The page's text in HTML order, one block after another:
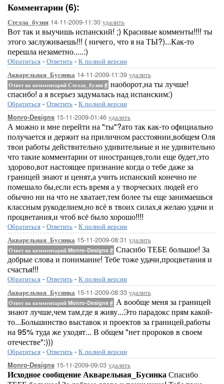
Комментарии (6):
Стелла_бузня 14-11-2009-11:30 удалить
Вот так и выучишь испанский! ;) Красивые комменты!!!! ты
этого заслуживаешь!!! ( ничего, что я на ТЫ?)...Как-то
перешла незаметно.....:)
Обратиться - Ответить - К полной версии
Акварельная_Бусинка 14-11-2009-11:39 удалить
Ответ на комментарий Стелла_бузня # наоборот,на ты лучше!
спасибо! а я всерьез задумалась над испанским:)
Обратиться - Ответить - К полной версии
Monro-Designs 15-11-2009-01:46 удалить
А можно и мне перейти на "ты"?ато так как-то официально
получается и держит на приличном расстоянии,вобщем Оля
твои работы действительно удивительные и не удивительно
что такие комментарии от иностранцев,толи еще будет,это
здорово,вот настоящее признание когда о тебе даже за
границей знают и ценят,а учить испанский конечно не
помешало бы,если есть время а у творческих людей его
обычно ни на что не хватает,тем более ты еще занимаешься
классным рукоделием,но всё в твоих силах,я желаю удачи и
процветания,и чтоб всё было хорошо!!!!
Обратиться - Ответить - К полной версии
Акварельная_Бусинка 15-11-2009-08:31 удалить
Ответ на комментарий Monro-Designs # Спасибо ТЕБЕ большое! За
добрые слова и понимание! Тебе тоже удачи,процветания и
счастья!!!
Обратиться - Ответить - К полной версии
Акварельная_Бусинка 15-11-2009-08:33 удалить
Ответ на комментарий Monro-Designs # А вообще меня за границей
знают лучше,чем там,где я живу...Это парадокс прям какой-
то...Большинство выставок и проектов за границей,работы
на 95% туда же уходят... В общем "нет пророков в своем
отечестве":)))
Обратиться - Ответить - К полной версии
Monro-Designs 15-11-2009-09:03 удалить
Исходное сообщение Акварельная_БусинкаСпасибо